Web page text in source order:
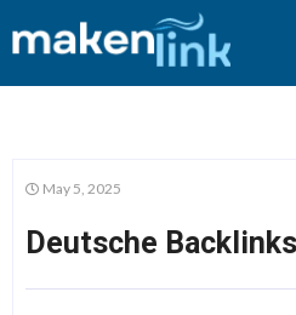
May 5, 2025
Deutsche